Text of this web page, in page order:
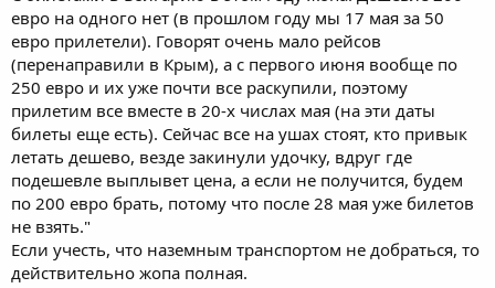
евро на одного нет (в прошлом году мы 17 мая за 50
евро прилетели). Говорят очень мало рейсов
(перенаправили в Крым), а с первого июня вообще по
250 евро и их уже почти все раскупили, поэтому
прилетим все вместе в 20-х числах мая (на эти даты
билеты еще есть). Сейчас все на ушах стоят, кто привык
летать дешево, везде закинули удочку, вдруг где
подешевле выплывет цена, а если не получится, будем
по 200 евро брать, потому что после 28 мая уже билетов
не взять."
Если учесть, что наземным транспортом не добраться, то
действительно жопа полная.